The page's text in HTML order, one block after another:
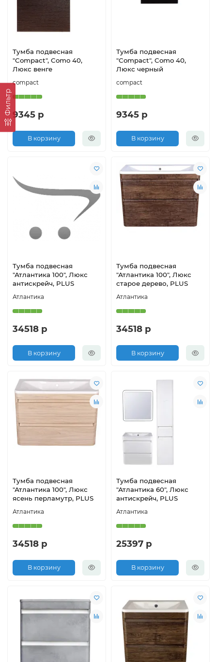
Фильтр
Тумба подвесная
"Compact", Como 40,
Люкс венге
compact
9345 р
В корзину
Тумба подвесная
"Compact", Como 40,
Люкс черный
compact
9345 р
В корзину
Тумба подвесная
"Атлантика 100", Люкс
антискрейч, PLUS
Атлантика
34518 р
В корзину
Тумба подвесная
"Атлантика 100", Люкс
старое дерево, PLUS
Атлантика
34518 р
В корзину
Тумба подвесная
"Атлантика 100", Люкс
ясень перламутр, PLUS
Атлантика
34518 р
В корзину
Тумба подвесная
"Атлантика 60", Люкс
антискрейч, PLUS
Атлантика
25397 р
В корзину